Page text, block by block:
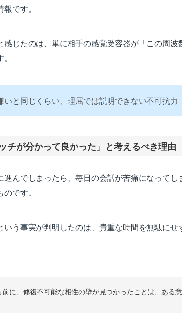
です。
じたのは、単に相手の感覚受容器が「この周波
いと同じくらい、理屈では説明できない不可抗力
チが分かって良かった」と考えるべき理由
進んでしまったら、毎日の会話が苦痛になってし
です。
う事実が判明したのは、貴重な時間を無駄にせ
に、修復不可能な相性の壁が見つかったことは、ある